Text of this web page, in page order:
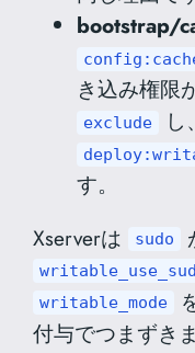
bootstrap/
き込み権限
exclude
す。
Xserverは
sudo
writable_mode
付与でつまずき